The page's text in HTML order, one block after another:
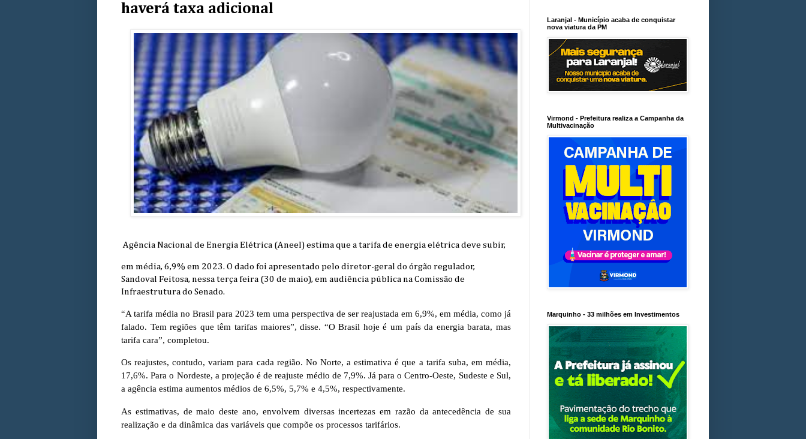
haverá taxa adicional
Agência Nacional de Energia Elétrica (Aneel) estima que a tarifa de energia elétrica deve subir,
em média, 6,9% em 2023. O dado foi apresentado pelo diretor-geral do órgão regulador,
Sandoval Feitosa, nessa terça feira (30 de maio), em audiência pública na Comissão de
Infraestrutura do Senado.
“A tarifa média no Brasil para 2023 tem uma perspectiva de ser reajustada em 6,9%, em média, como já
falado. Tem regiões que têm tarifas maiores”, disse. “O Brasil hoje é um país da energia barata, mas
tarifa cara”, completou.
Os reajustes, contudo, variam para cada região. No Norte, a estimativa é que a tarifa suba, em média,
17,6%. Para o Nordeste, a projeção é de reajuste médio de 7,9%. Já para o Centro-Oeste, Sudeste e Sul,
a agência estima aumentos médios de 6,5%, 5,7% e 4,5%, respectivamente.
As estimativas, de maio deste ano, envolvem diversas incertezas em razão da antecedência de sua
realização e da dinâmica das variáveis que compõe os processos tarifários.
Laranjal - Município acaba de conquistar
nova viatura da PM
Virmond - Prefeitura realiza a Campanha da
Multivacinação
Marquinho - 33 milhões em Investimentos